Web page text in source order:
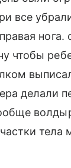
все
нога.
чтобы
делали
тела